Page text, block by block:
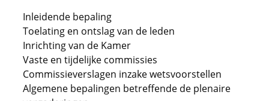
Inleidende bepaling
Toelating en ontslag van de leden
Inrichting van de Kamer
Vaste en tijdelijke commissies
Commissieverslagen inzake wetsvoorstellen
Algemene bepalingen betreffende de plenaire